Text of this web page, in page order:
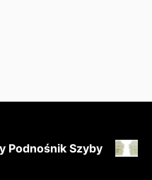
Podnośnik Szyby